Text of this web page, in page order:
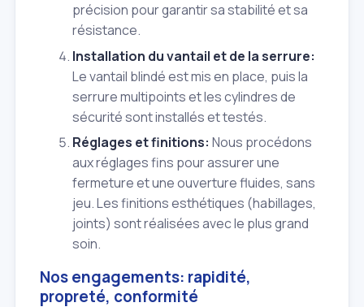
précision pour garantir sa stabilité et sa
résistance.
Installation du vantail et de la serrure:
Le vantail blindé est mis en place, puis la
serrure multipoints et les cylindres de
sécurité sont installés et testés.
Réglages et finitions: Nous procédons
aux réglages fins pour assurer une
fermeture et une ouverture fluides, sans
jeu. Les finitions esthétiques (habillages,
joints) sont réalisées avec le plus grand
soin.
Nos engagements: rapidité,
propreté, conformité